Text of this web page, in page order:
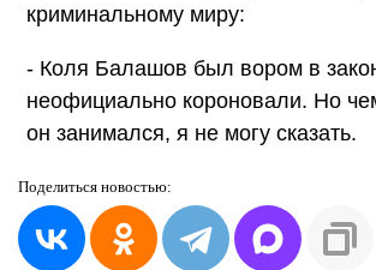
криминальному миру:
- Коля Балашов был вором в
неофициально короновали. Но
он занимался, я не могу сказать.
Поделиться новостью: